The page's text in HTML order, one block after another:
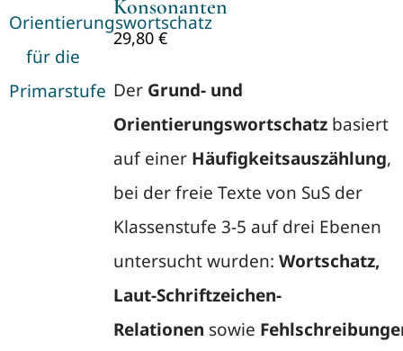
Konsonanten
29,80 €
Der Grund- und
Orientierungswortschatzbasiert
auf einer Häufigkeitsauszählung,
bei der freie Texte von SuS der
Klassenstufe 3-5 auf drei Ebenen
untersucht wurden: Wortschatz,
Laut-Schriftzeichen-
Relationen sowie